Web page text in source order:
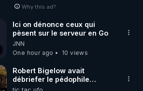
Why this ad?
Ici on dénonce ceux qui
pèsent sur le serveur en Go
JNN
One hour ago
10 views
Robert Bigelow avait
débriefer le pédophile
génocidaire de donald j